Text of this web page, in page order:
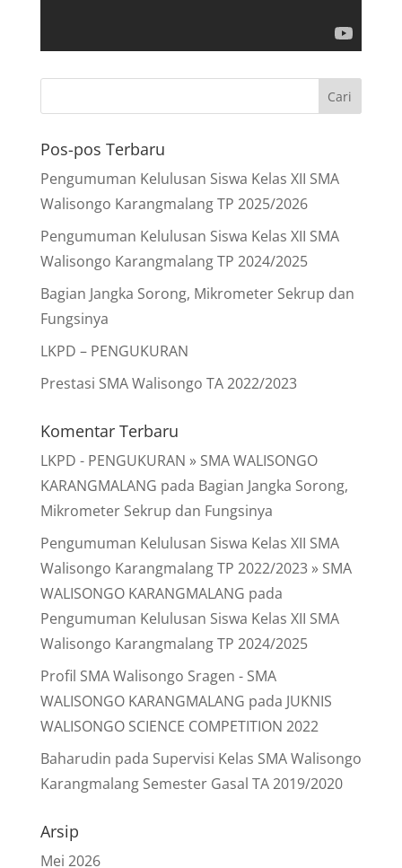
Pos-pos Terbaru
Pengumuman Kelulusan Siswa Kelas XII SMA
Walisongo Karangmalang TP 2025/2026
Pengumuman Kelulusan Siswa Kelas XII SMA
Walisongo Karangmalang TP 2024/2025
Bagian Jangka Sorong, Mikrometer Sekrup dan
Fungsinya
LKPD – PENGUKURAN
Prestasi SMA Walisongo TA 2022/2023
Komentar Terbaru
LKPD - PENGUKURAN » SMA WALISONGO
KARANGMALANG pada Bagian Jangka Sorong,
Mikrometer Sekrup dan Fungsinya
Pengumuman Kelulusan Siswa Kelas XII SMA
Walisongo Karangmalang TP 2022/2023 » SMA
WALISONGO KARANGMALANG pada
Pengumuman Kelulusan Siswa Kelas XII SMA
Walisongo Karangmalang TP 2024/2025
Profil SMA Walisongo Sragen - SMA
WALISONGO KARANGMALANG pada JUKNIS
WALISONGO SCIENCE COMPETITION 2022
Baharudin pada Supervisi Kelas SMA Walisongo
Karangmalang Semester Gasal TA 2019/2020
Arsip
Mei 2026